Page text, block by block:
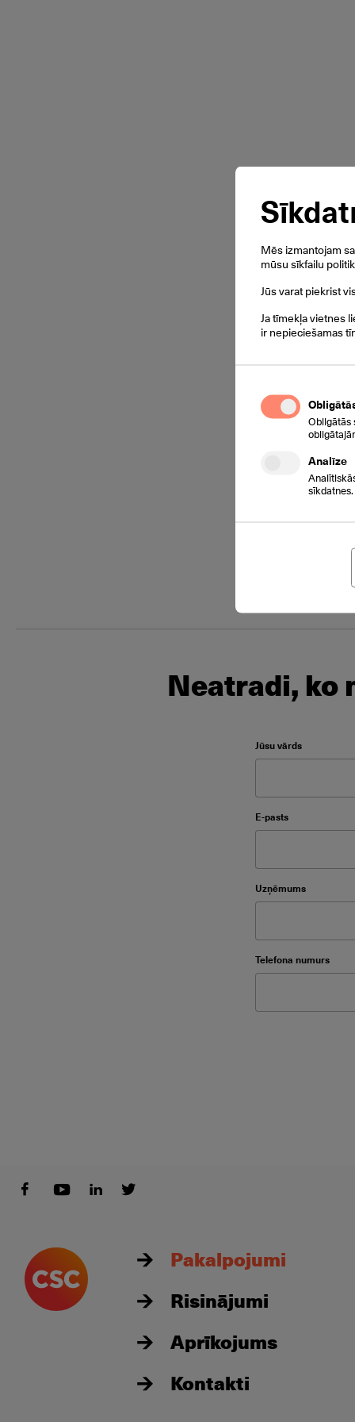
Neatradi, ko
Jūsu vārds
Please leave
E-pasts
Please leave
Uzņēmums
Please leave
Telefona numurs
Please leave this
Pakalpojumi
Risinājumi
Aprīkojums
Kontakti
Mēs izmantojam
mūsu sīkfailu
Jūs varat piekrist
Ja tīmekļa vietnes
ir nepieciešamas
Obligātās
Analīze